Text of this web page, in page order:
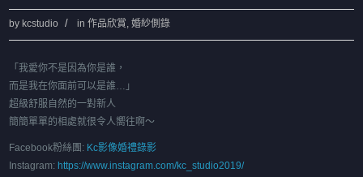
by kcstudio in作品欣賞,婚紗側錄
「我愛你不是因為你是誰，
而是我在你面前可以是誰…」
超級舒服自然的一對新人
簡簡單單的相處就很令人嚮往啊～
Facebook粉絲團: Kc影像婚禮錄影
Instagram: https://www.instagram.com/kc_studio2019/